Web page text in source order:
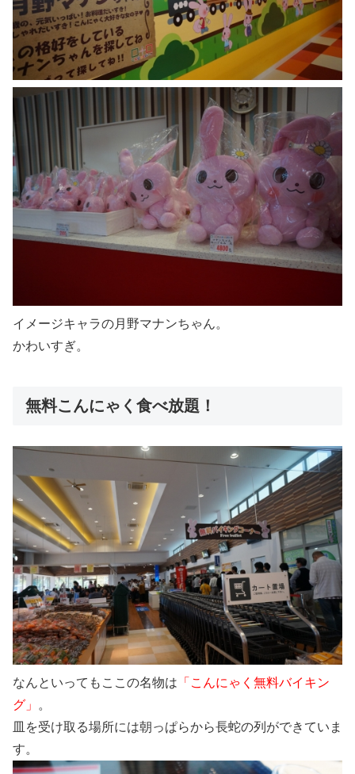
イメージキャラの月野マナンちゃん。
かわいすぎ。
無料こんにゃく食べ放題！
なんといってもここの名物は 「こんにゃく無料バイキン
グ」
。
皿を受け取る場所には朝っぱらから長蛇の列ができていま
す。